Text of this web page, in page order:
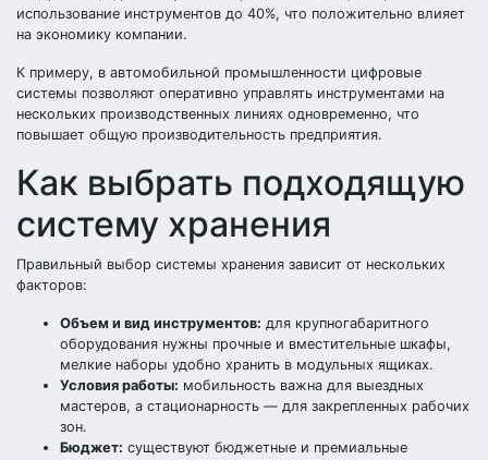
использование инструментов до 40%, что положительно влияет
на экономику компании.
К примеру, в автомобильной промышленности цифровые
системы позволяют оперативно управлять инструментами на
нескольких производственных линиях одновременно, что
повышает общую производительность предприятия.
Как выбрать подходящую
систему хранения
Правильный выбор системы хранения зависит от нескольких
факторов:
Объем и вид инструментов: для крупногабаритного
оборудования нужны прочные и вместительные шкафы,
мелкие наборы удобно хранить в модульных ящиках.
Условия работы: мобильность важна для выездных
мастеров, а стационарность — для закрепленных рабочих
зон.
Бюджет: существуют бюджетные и премиальные